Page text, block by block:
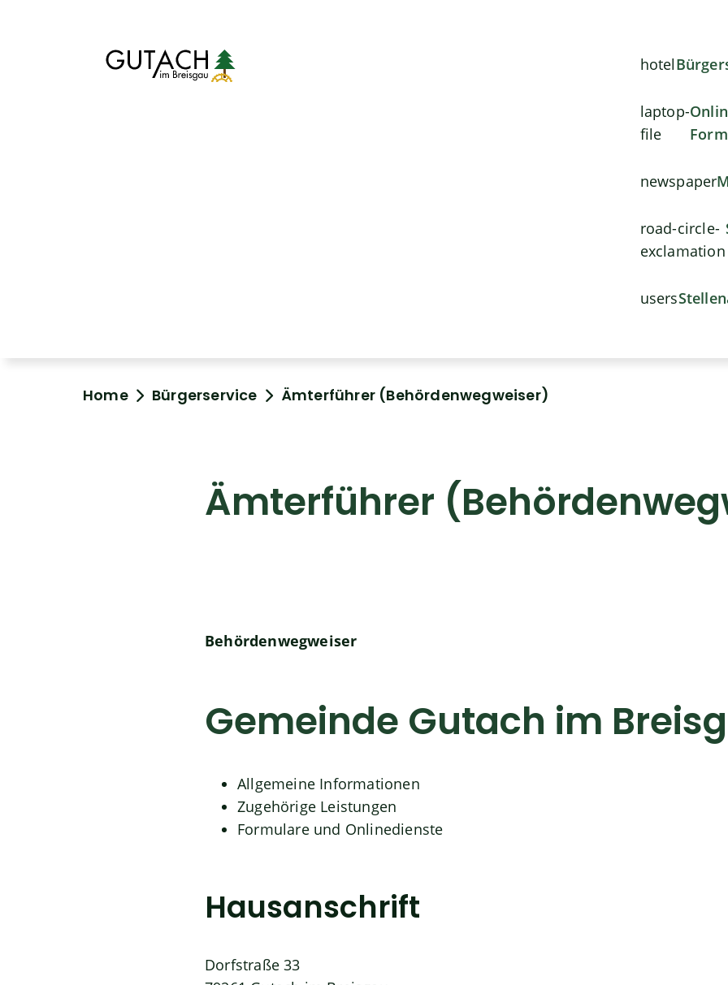
hotel
laptop-
file
newspaper
road-circle-
exclamation
users
Home Bürgerservice Ämterführer (Behördenwegweiser)
Ämterführer
Behördenwegweiser
Gemeinde Gutach im
Allgemeine Informationen
Zugehörige Leistungen
Formulare und Onlinedienste
Hausanschrift
Dorfstraße 33